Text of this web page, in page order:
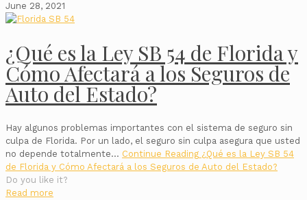
June 28, 2021
¿Qué es la Ley SB 54 de Florida y
Cómo Afectará a los Seguros de
Auto del Estado?
Hay algunos problemas importantes con el sistema de seguro sin
culpa de Florida. Por un lado, el seguro sin culpa asegura que usted
no depende totalmente… Continue Reading ¿Qué es la Ley SB 54
de Florida y Cómo Afectará a los Seguros de Auto del Estado?
Do you like it?
Read more